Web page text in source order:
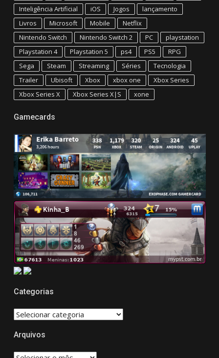
Inteligência Artificial
iOS Jogos
lançamento
Livros
Microsoft Mobile
Netflix
Nintendo Switch
Nintendo Switch 2 PC
playstation
Playstation 4
Playstation 5 ps4 PS5
RPG
Sega
Steam Streaming Séries
Tecnologia
Trailer
Ubisoft Xbox xbox one
Xbox Series
Xbox Series X
Xbox Series X|S xone
Gamecards
Categorias
CATEGORIAS
Arquivos